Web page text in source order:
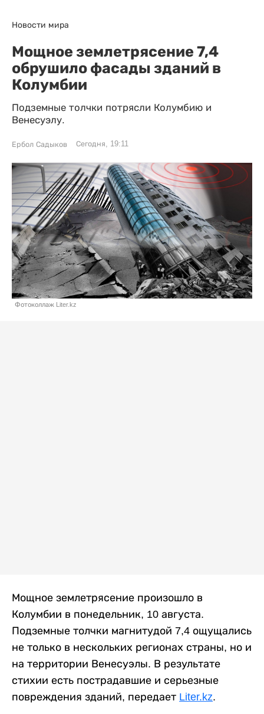
Новости мира
Мощное землетрясение 7,4
обрушило фасады зданий в
Колумбии
Подземные толчки потрясли Колумбию и
Венесуэлу.
Ербол Садыков Сегодня, 19:11
Фотоколлаж Liter.kz
Мощное землетрясение произошло в
Колумбии в понедельник, 10 августа.
Подземные толчки магнитудой 7,4 ощущались
не только в нескольких регионах страны, но и
на территории Венесуэлы. В результате
стихии есть пострадавшие и серьезные
повреждения зданий, передает Liter.kz.